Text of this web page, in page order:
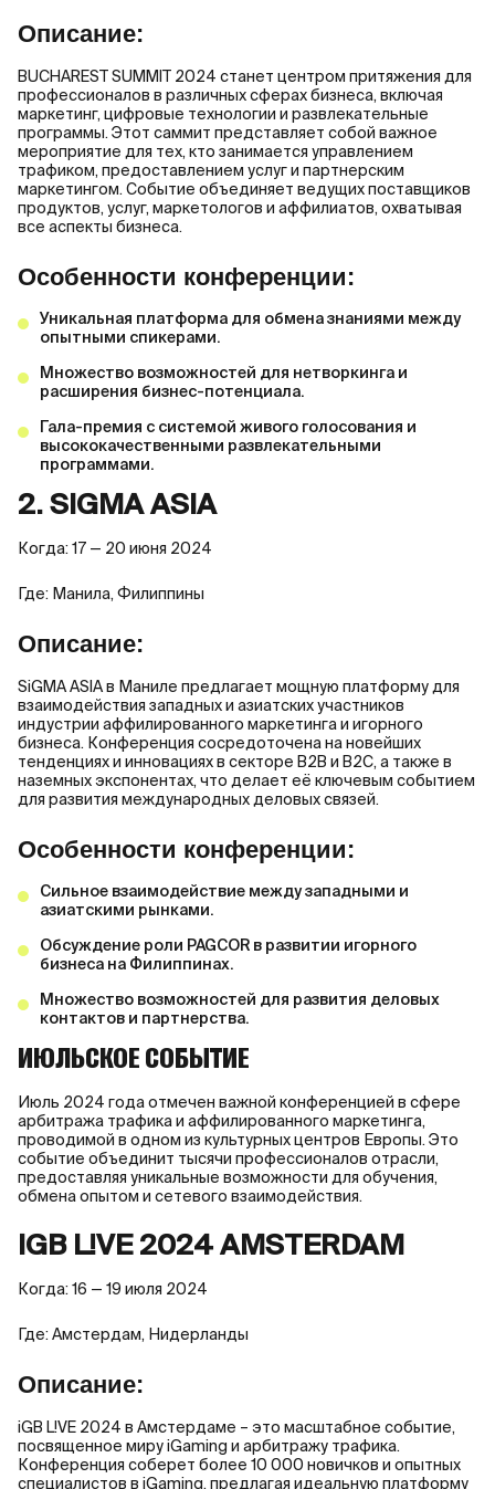
Описание:
BUCHAREST SUMMIT 2024 станет центром притяжения для
профессионалов в различных сферах бизнеса, включая
маркетинг, цифровые технологии и развлекательные
программы. Этот саммит представляет собой важное
мероприятие для тех, кто занимается управлением
трафиком, предоставлением услуг и партнерским
маркетингом. Событие объединяет ведущих поставщиков
продуктов, услуг, маркетологов и аффилиатов, охватывая
все аспекты бизнеса.
Особенности конференции:
Уникальная платформа для обмена знаниями между
опытными спикерами.
Множество возможностей для нетворкинга и
расширения бизнес-потенциала.
Гала-премия с системой живого голосования и
высококачественными развлекательными
программами.
2. SIGMA ASIA
Когда: 17 — 20 июня 2024
Где: Манила, Филиппины
Описание:
SiGMA ASIA в Маниле предлагает мощную платформу для
взаимодействия западных и азиатских участников
индустрии аффилированного маркетинга и игорного
бизнеса. Конференция сосредоточена на новейших
тенденциях и инновациях в секторе B2B и B2C, а также в
наземных экспонентах, что делает её ключевым событием
для развития международных деловых связей.
Особенности конференции:
Сильное взаимодействие между западными и
азиатскими рынками.
Обсуждение роли PAGCOR в развитии игорного
бизнеса на Филиппинах.
Множество возможностей для развития деловых
контактов и партнерства.
ИЮЛЬСКОЕ СОБЫТИЕ
Июль 2024 года отмечен важной конференцией в сфере
арбитража трафика и аффилированного маркетинга,
проводимой в одном из культурных центров Европы. Это
событие объединит тысячи профессионалов отрасли,
предоставляя уникальные возможности для обучения,
обмена опытом и сетевого взаимодействия.
IGB L!VE 2024 AMSTERDAM
Когда: 16 — 19 июля 2024
Где: Амстердам, Нидерланды
Описание:
iGB L!VE 2024 в Амстердаме – это масштабное событие,
посвященное миру iGaming и арбитражу трафика.
Конференция соберет более 10 000 новичков и опытных
специалистов в iGaming, предлагая идеальную платформу